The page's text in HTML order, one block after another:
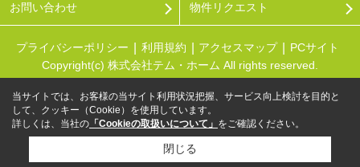
お問い合わせ 物件リクエスト
プライバシーポリシー 利用規約 アクセスマップ
PCサイト
Copyright(c) 株式会社テム・ホーム All rights reserved.
当サイトでは、お客様の当サイト利用状況把握、サービス向上検討を目的と
して、クッキー（Cookie）を使用しています。
詳しくは、当社の 「Cookieの取扱いについて」 をご確認ください。
閉じる